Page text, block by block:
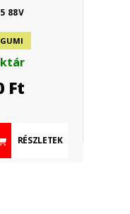
88V
Ft
RÉSZLETEK